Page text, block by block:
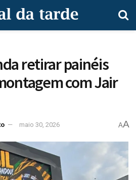
retirar painéis
com Jair
maio 30, 2026 AA